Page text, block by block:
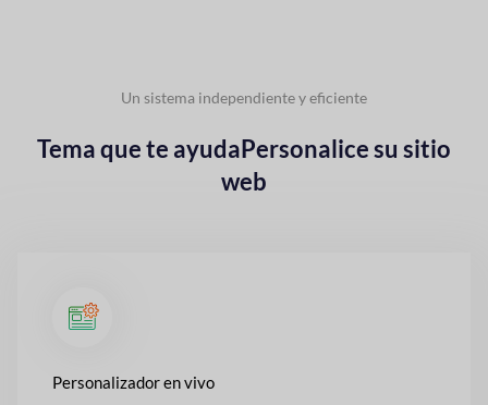
Un sistema independiente y eficiente
Tema que te ayudaPersonalice su sitio
web
Personalizador en vivo